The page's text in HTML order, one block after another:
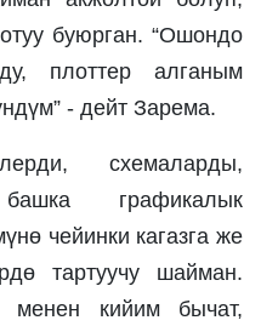
буюрган. “Ошондо
плоттер алганым
- дейт Зарема.
схемаларды,
графикалык
чейинки кагазга же
тартуучу шайман.
менен кийим бычат,